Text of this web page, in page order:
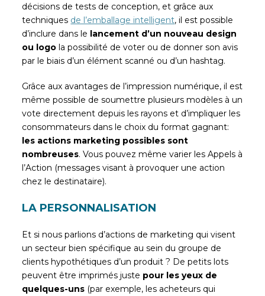
décisions de tests de conception, et grâce aux
techniques de l’emballage intelligent, il est possible
d’inclure dans le lancement d’un nouveau design
ou logo la possibilité de voter ou de donner son avis
par le biais d’un élément scanné ou d’un hashtag.
Grâce aux avantages de l’impression numérique, il est
même possible de soumettre plusieurs modèles à un
vote directement depuis les rayons et d’impliquer les
consommateurs dans le choix du format gagnant:
les actions marketing possibles sont
nombreuses. Vous pouvez même varier les Appels à
l’Action (messages visant à provoquer une action
chez le destinataire).
LA PERSONNALISATION
Et si nous parlions d’actions de marketing qui visent
un secteur bien spécifique au sein du groupe de
clients hypothétiques d’un produit ? De petits lots
peuvent être imprimés juste pour les yeux de
quelques-uns (par exemple, les acheteurs qui